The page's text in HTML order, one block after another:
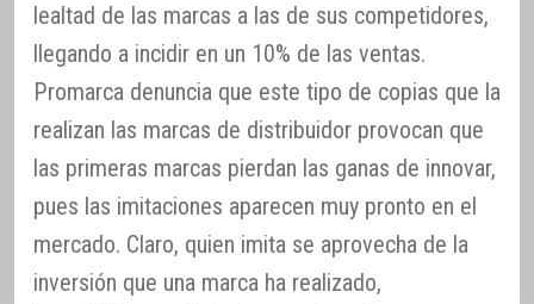
lealtad de las marcas a las de sus competidores,
llegando a incidir en un 10% de las ventas.
Promarca denuncia que este tipo de copias que la
realizan las marcas de distribuidor provocan que
las primeras marcas pierdan las ganas de innovar,
pues las imitaciones aparecen muy pronto en el
mercado. Claro, quien imita se aprovecha de la
inversión que una marca ha realizado,